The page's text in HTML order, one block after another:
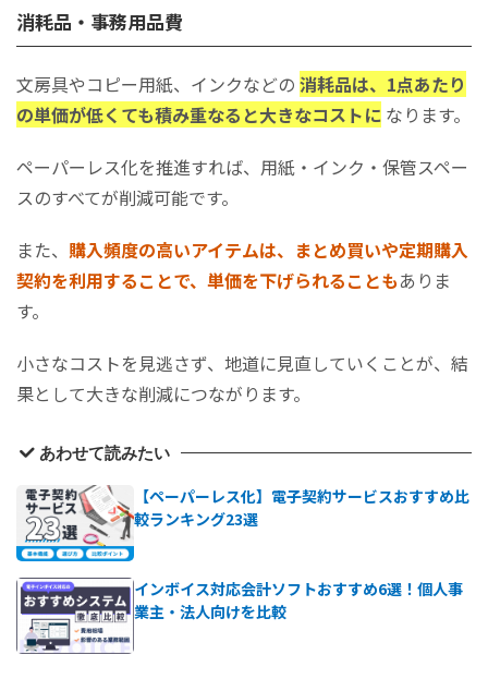
消耗品・事務用品費
文房具やコピー用紙、インクなどの 消耗品は、1点あたり
の単価が低くても積み重なると大きなコストに なります。
ペーパーレス化を推進すれば、用紙・インク・保管スペー
スのすべてが削減可能です。
また、 購入頻度の高いアイテムは、まとめ買いや定期購入
契約を利用することで、単価を下げられることもありま
す。
小さなコストを見逃さず、地道に見直していくことが、結
果として大きな削減につながります。
あわせて読みたい
【ペーパーレス化】電子契約サービスおすすめ比
較ランキング23選
インボイス対応会計ソフトおすすめ6選！個人事
業主・法人向けを比較